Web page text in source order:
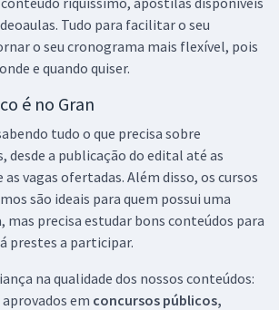
Tudo para facilitar o seu
o seu cronograma mais flexível, pois
e quando quiser.
é no Gran
tudo o que precisa sobre
desde a publicação do edital até as
vagas ofertadas. Além disso, os cursos
são ideais para quem possui uma
precisa estudar bons conteúdos para
prestes a participar.
na qualidade dos nossos conteúdos:
em concursos públicos,